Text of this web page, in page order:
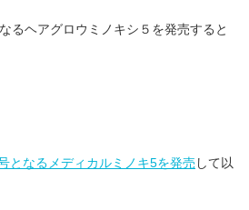
るヘアグロウミノキシ５を発売すると
となるメディカルミノキ5を発売 して以